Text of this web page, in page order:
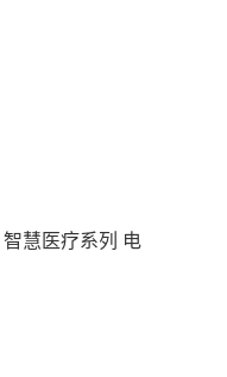
智慧医疗系列 电